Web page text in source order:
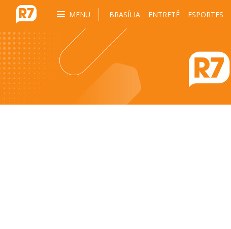
MENU BRASÍLIA ENTRETÊ ESPORTES